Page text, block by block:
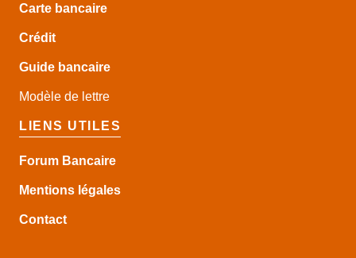
Carte bancaire
Crédit
Guide bancaire
Modèle de lettre
LIENS UTILES
Forum Bancaire
Mentions légales
Contact